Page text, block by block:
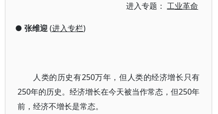
进入专题：工业革命
● 张维迎(进入专栏)
人类的历史有250万年，但人类的经济增长只有
250年的历史。经济增长在今天被当作常态，但250年
前，经济不增长是常态。